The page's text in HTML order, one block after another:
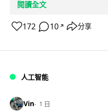
閱讀全文
172 10 ↗ 分享
人工智能
Vin 1 日